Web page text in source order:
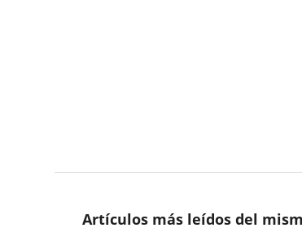
Artículos más leídos del